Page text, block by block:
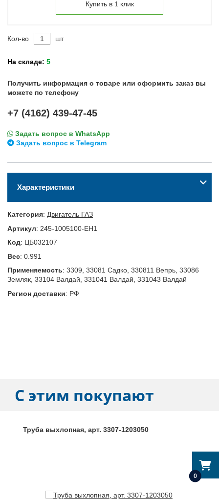
0
Купить в 1 клик
Кол-во шт
На складе: 5
Получить информация о товаре или оформить заказ вы
можете по телефону
+7 (4162) 439-47-45
Задать вопрос в WhatsApp
Задать вопрос в Telegram
Характеристики
Категория: Двигатель ГАЗ
Артикул: 245-1005100-ЕН1
Код: ЦБ032107
Вес: 0.991
Применяемость: 3309, 33081 Садко, 330811 Вепрь, 33086
Земляк, 33104 Валдай, 331041 Валдай, 331043 Валдай
Регион доставки: РФ
С этим покупают
Труба выхлопная, арт. 3307-1203050